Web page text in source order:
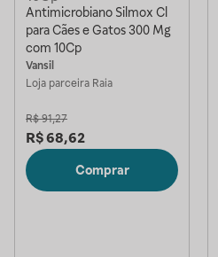
Antimicrobiano Silmox Cl
para Cães e Gatos 300 Mg
com 10Cp
Vansil
Loja parceira Raia
R$ 91,27
R$68,62
Comprar